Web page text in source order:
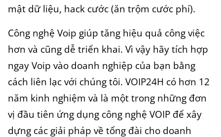
mật dữ liệu, hack cước (ăn trộm cước phí).
Công nghệ Voip giúp tăng hiệu quả công việc
hơn và cũng dễ triển khai. Vì vậy hãy tích hợp
ngay Voip vào doanh nghiệp của bạn bằng
cách liên lạc với chúng tôi. VOIP24H có hơn 12
năm kinh nghiệm và là một trong những đơn
vị đầu tiên ứng dụng công nghệ VOIP để xây
dựng các giải pháp về tổng đài cho doanh